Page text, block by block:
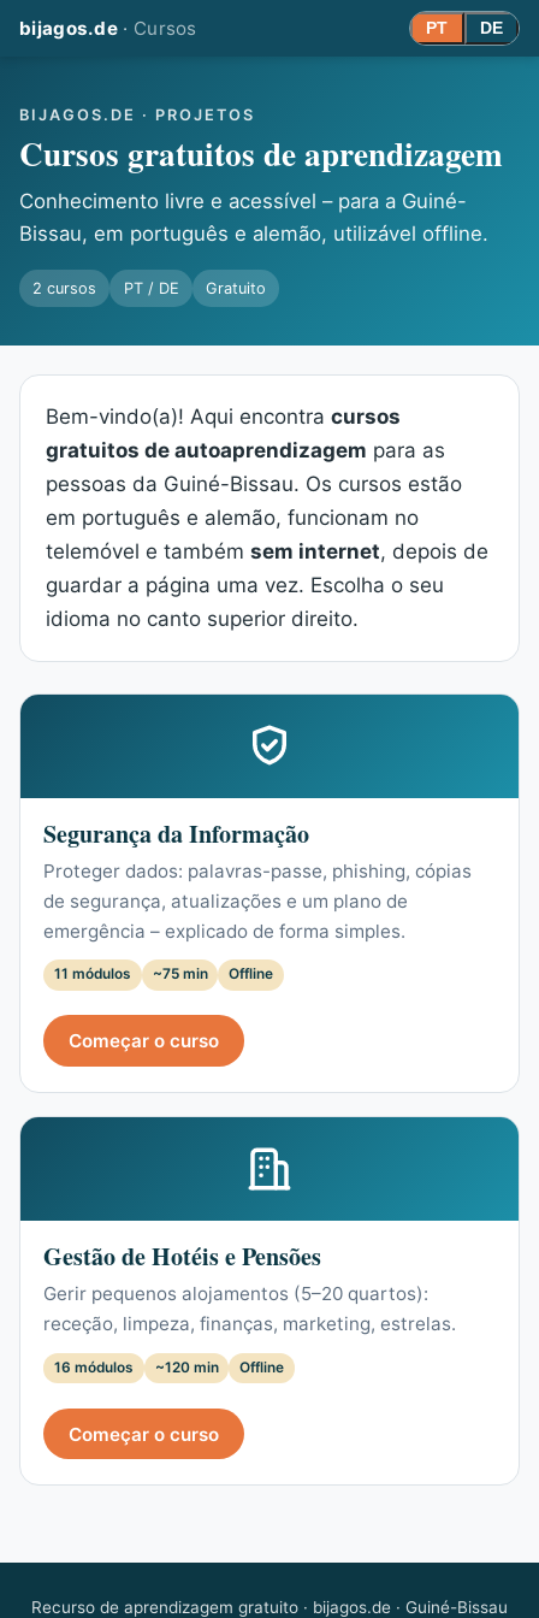
bijagos.de · Cursos PT DE
BIJAGOS.DE · PROJETOS
Cursos gratuitos de aprendizagem
Conhecimento livre e acessível – para a Guiné-
Bissau, em português e alemão, utilizável offline.
2 cursos PT / DE Gratuito
Bem-vindo(a)! Aqui encontra cursos
gratuitos de autoaprendizagem para as
pessoas da Guiné-Bissau. Os cursos estão
em português e alemão, funcionam no
telemóvel e também sem internet, depois de
guardar a página uma vez. Escolha o seu
idioma no canto superior direito.
Segurança da Informação
Proteger dados: palavras-passe, phishing, cópias
de segurança, atualizações e um plano de
emergência – explicado de forma simples.
11 módulos ~75 min Offline
Começar o curso
Gestão de Hotéis e Pensões
Gerir pequenos alojamentos (5–20 quartos):
receção, limpeza, finanças, marketing, estrelas.
16 módulos ~120 min Offline
Começar o curso
Recurso de aprendizagem gratuito · bijagos.de · Guiné-Bissau